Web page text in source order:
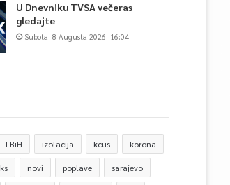
U Dnevniku TVSA večeras
gledajte
Subota, 8 Augusta 2026, 16:04
FBiH izolacija kcus korona
ks novi poplave sarajevo